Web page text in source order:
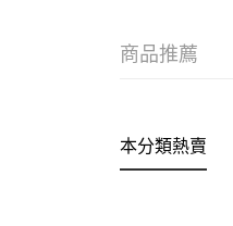
商品推薦
本分類熱賣